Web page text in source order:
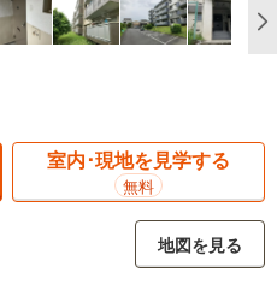
室内･現地を見学する
無料
地図を見る